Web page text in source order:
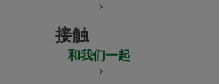
接触
和我们一起